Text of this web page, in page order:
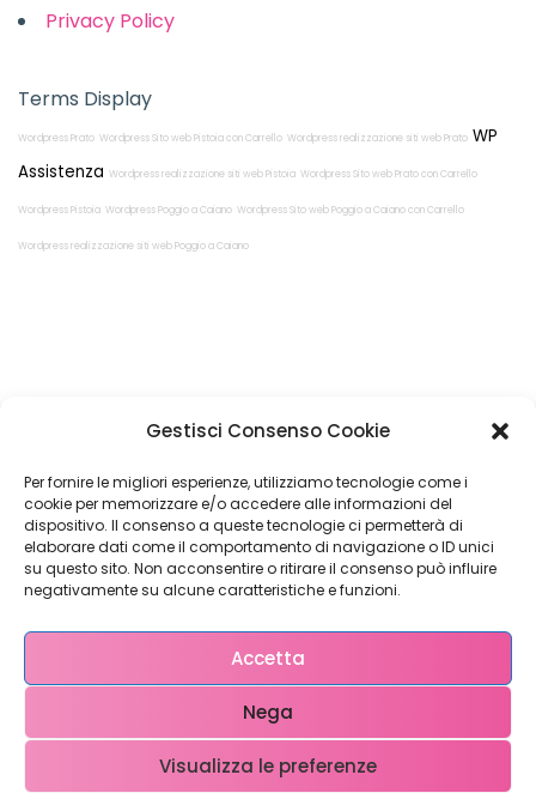
Gestisci Consenso Cookie
Per fornire le migliori esperienze, utilizziamo tecnologie come i
cookie per memorizzare e/o accedere alle informazioni del
dispositivo. Il consenso a queste tecnologie ci permetterà di
elaborare dati come il comportamento di navigazione o ID unici
su questo sito. Non acconsentire o ritirare il consenso può influire
negativamente su alcune caratteristiche e funzioni.
Accetta
Nega
Visualizza le preferenze
Privacy Policy
Terms Display
Wordpress Prato Wordpress Sito web Pistoia con Carrello Wordpress realizzazione siti web Prato WP
Assistenza Wordpress realizzazione siti web Pistoia Wordpress Sito web Prato con Carrello
Wordpress Pistoia Wordpress Poggio a Caiano Wordpress Sito web Poggio a Caiano con Carrello
Wordpress realizzazione siti web Poggio a Caiano
Restiamo in
contatto!
Come possiamo Aiutarti?
Copyright © 2023 WebX – P.iva 0708951048 – info@ webx.it